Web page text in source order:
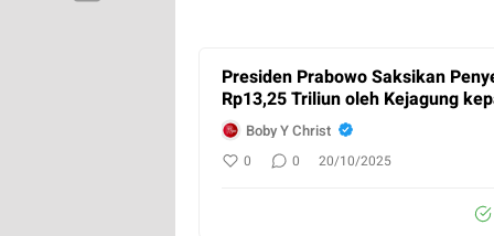
Presiden Prabowo Saksikan
Rp13,25 Triliun oleh Kejagung
Boby Y Christ
0 0 20/10/2025